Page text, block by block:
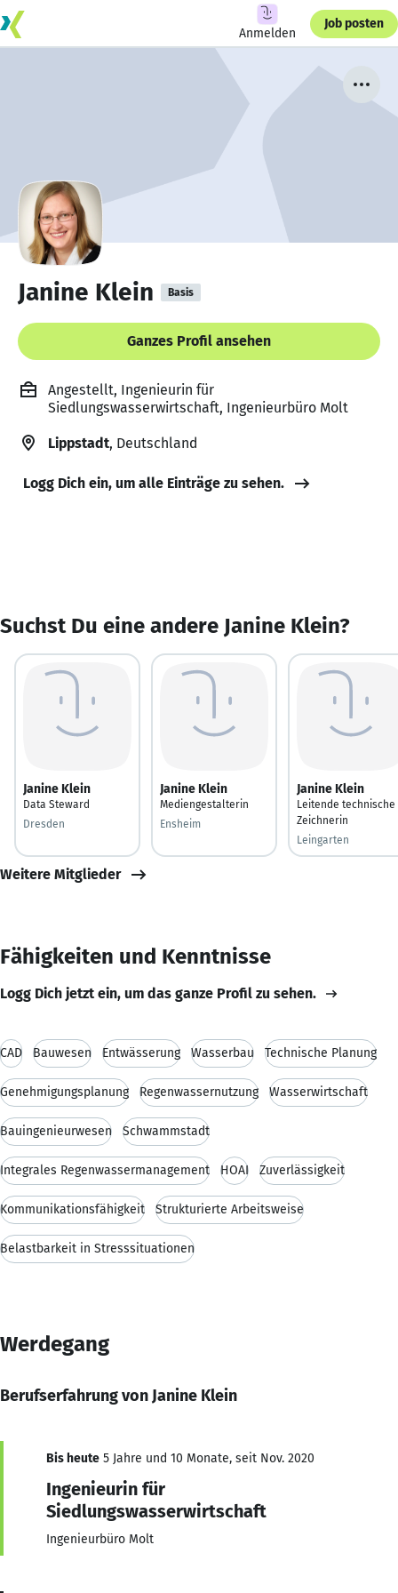
Anmelden
Job posten
Janine Klein Basis
Ganzes Profil ansehen
Angestellt, Ingenieurin für
Siedlungswasserwirtschaft, Ingenieurbüro Molt
Lippstadt, Deutschland
Logg Dich ein, um alle Einträge zu sehen.
Suchst Du eine andere Janine Klein?
Janine Klein
Data Steward
Dresden
Janine Klein
Mediengestalterin
Ensheim
Janine Klein
Leitende technische
Zeichnerin
Leingarten
Weitere Mitglieder
Fähigkeiten und Kenntnisse
Logg Dich jetzt ein, um das ganze Profil zu sehen.
CAD Bauwesen Entwässerung Wasserbau Technische Planung
Genehmigungsplanung Regenwassernutzung Wasserwirtschaft
Bauingenieurwesen Schwammstadt
Integrales Regenwassermanagement HOAI Zuverlässigkeit
Kommunikationsfähigkeit Strukturierte Arbeitsweise
Belastbarkeit in Stresssituationen
Werdegang
Berufserfahrung von Janine Klein
Bis heute 5 Jahre und 10 Monate, seit Nov. 2020
Ingenieurin für
Siedlungswasserwirtschaft
Ingenieurbüro Molt